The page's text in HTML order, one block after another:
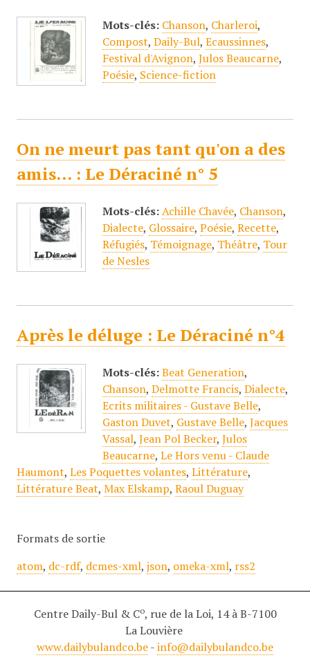
Mots-clés: Chanson, Charleroi,
Compost, Daily-Bul, Ecaussinnes,
Festival d'Avignon, Julos Beaucarne,
Poésie, Science-fiction
On ne meurt pas tant qu'on a des
amis... : Le Déraciné n° 5
Mots-clés: Achille Chavée, Chanson,
Dialecte, Glossaire, Poésie, Recette,
Réfugiés, Témoignage, Théâtre, Tour
de Nesles
Après le déluge : Le Déraciné n°4
Mots-clés: Beat Generation,
Chanson, Delmotte Francis, Dialecte,
Ecrits militaires - Gustave Belle,
Gaston Duvet, Gustave Belle, Jacques
Vassal, Jean Pol Becker, Julos
Beaucarne, Le Hors venu - Claude
Haumont, Les Poquettes volantes, Littérature,
Littérature Beat, Max Elskamp, Raoul Duguay
Formats de sortie
atom, dc-rdf, dcmes-xml, json, omeka-xml, rss2
Centre Daily-Bul & Co, rue de la Loi, 14 à B-7100
La Louvière
www.dailybulandco.be-info@dailybulandco.be